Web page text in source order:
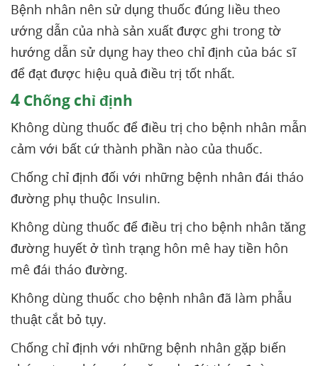
Bệnh nhân nên sử dụng thuốc đúng liều theo
ướng dẫn của nhà sản xuất được ghi trong tờ
hướng dẫn sử dụng hay theo chỉ định của bác sĩ
để đạt được hiệu quả điều trị tốt nhất.
4 Chống chỉ định
Không dùng thuốc để điều trị cho bệnh nhân mẫn
cảm với bất cứ thành phần nào của thuốc.
Chống chỉ định đối với những bệnh nhân đái tháo
đường phụ thuộc Insulin.
Không dùng thuốc để điều trị cho bệnh nhân tăng
đường huyết ở tình trạng hôn mê hay tiền hôn
mê đái tháo đường.
Không dùng thuốc cho bệnh nhân đã làm phẫu
thuật cắt bỏ tụy.
Chống chỉ định với những bệnh nhân gặp biến